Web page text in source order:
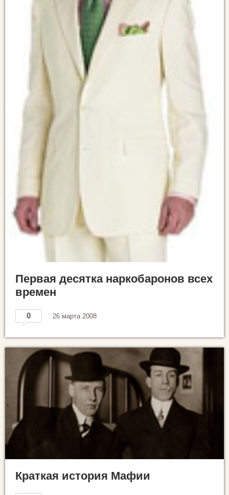
Первая десятка наркобаронов всех
времен
0 26 марта 2008
Краткая история Мафии